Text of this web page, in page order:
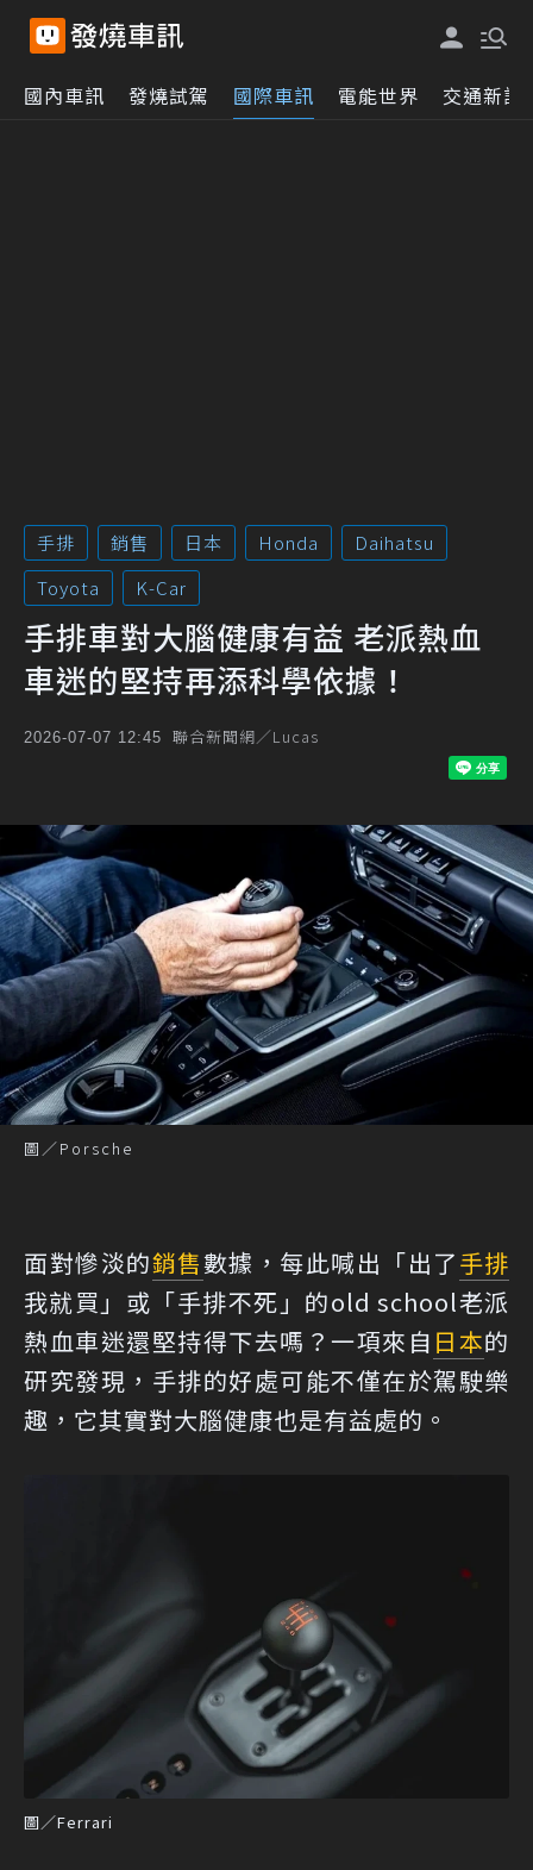
國內車訊 發燒試駕 國際車訊 電能世界 交通新訊
手排 銷售 日本 Honda
Daihatsu
Toyota
K-Car
手排車對大腦健康有益 老派熱血
車迷的堅持再添科學依據！
2026-07-07 12:45 聯合新聞網／Lucas
圖／Porsche
面對慘淡的銷售數據，每此喊出「出了手排
我就買」或「手排不死」的old school老派
熱血車迷還堅持得下去嗎？一項來自 日本的
研究發現，手排的好處可能不僅在於駕駛樂
趣，它其實對大腦健康也是有益處的。
圖／Ferrari